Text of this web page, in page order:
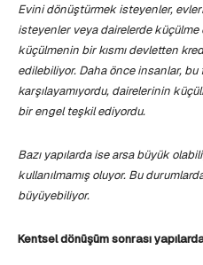
Evini dönüştürmek isteyenler,
isteyenler veya dairelerde küçülme
küçülmenin bir kısmı devletten
edilebiliyor. Daha önce insanlar,
karşılayamıyordu, dairelerinin
bir engel teşkil ediyordu.
Bazı yapılarda ise arsa büyük
kullanılmamış oluyor. Bu
büyüyebiliyor.
Kentsel dönüşüm sonrası